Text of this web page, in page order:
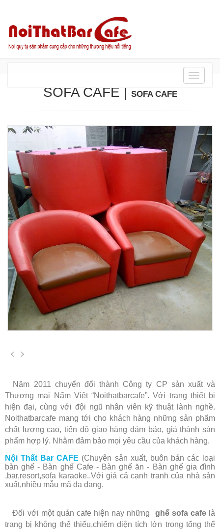
Danh
SOFA CAFE | SOFA CAFE
Năm 2011 chuyển đổi thành Công ty CP sản xuất và
Thương mại Nấm Việt “Noithatbarcafe”. Với trang thiết bị
hiện đại, cùng với đội ngũ nhân viên kỹ thuật lành nghề.
Noithatbarcafe mang tới cho khách hàng những sản phẩm
chất lượng cao, tiến độ giao hàng đảm bảo, giá thành sản
phẩm hợp lý. Nhằm đảm bảo mọi yêu cầu của khách hàng.
Nội Thất Bar CAFE (Chuyên sản xuất, buôn bán các loại
bàn ghế - Bàn ghế Cafe - Bàn ghế ăn - Bàn ghế gia đình
,bar,resort,sofa karaoke..Với giá cả cạnh tranh của nhà sản
xuất,nhiều mẫu mã đa dạng.
Đối với một quán cafe hiện nay những ghế sofa cafelà
trang bị không thể thiếu,chiếm diện tích lớn trong tổng thể